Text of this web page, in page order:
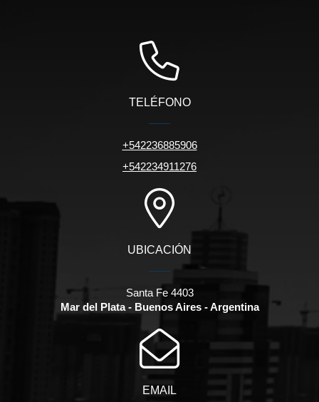
TELÉFONO
+542236885906
+542234911276
UBICACIÓN
Santa Fe 4403
Mar del Plata - Buenos Aires - Argentina
EMAIL